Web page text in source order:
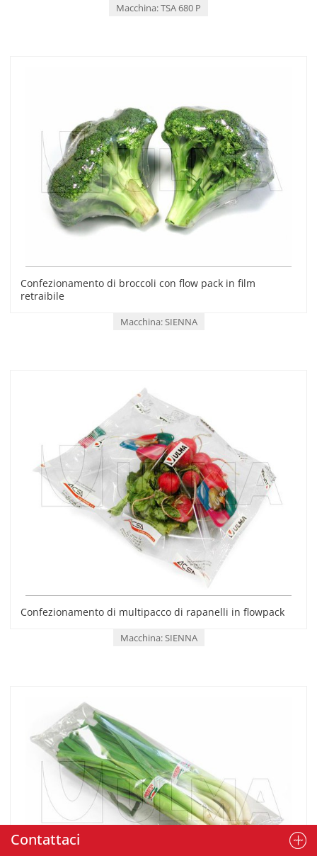
Macchina: TSA 680 P
Confezionamento di broccoli con flow pack in film
retraibile
Macchina: SIENNA
Confezionamento di multipacco di rapanelli in flowpack
Macchina: SIENNA
Contattaci